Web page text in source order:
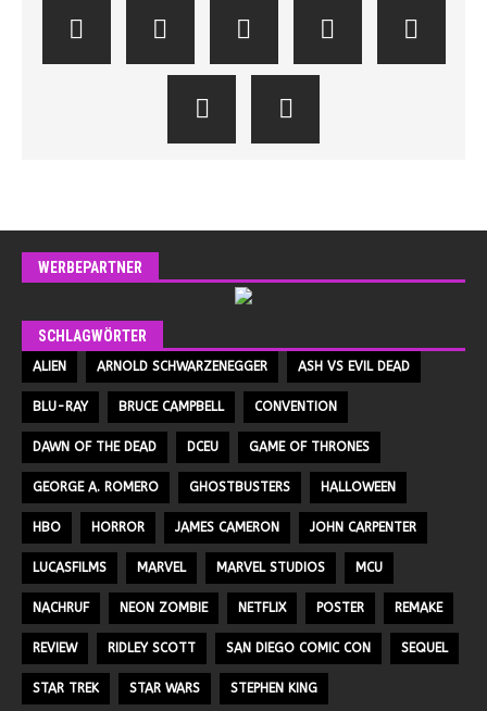
WERBEPARTNER
SCHLAGWÖRTER
ALIEN ARNOLD SCHWARZENEGGER ASH VS EVIL DEAD
BLU-RAY BRUCE CAMPBELL CONVENTION
DAWN OF THE DEAD DCEU GAME OF THRONES
GEORGE A. ROMERO GHOSTBUSTERS HALLOWEEN
HBO HORROR JAMES CAMERON JOHN CARPENTER
LUCASFILMS MARVEL MARVEL STUDIOS MCU
NACHRUF NEON ZOMBIE NETFLIX POSTER REMAKE
REVIEW RIDLEY SCOTT SAN DIEGO COMIC CON SEQUEL
STAR TREK STAR WARS STEPHEN KING